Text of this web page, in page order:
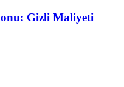
Gizli Maliyeti